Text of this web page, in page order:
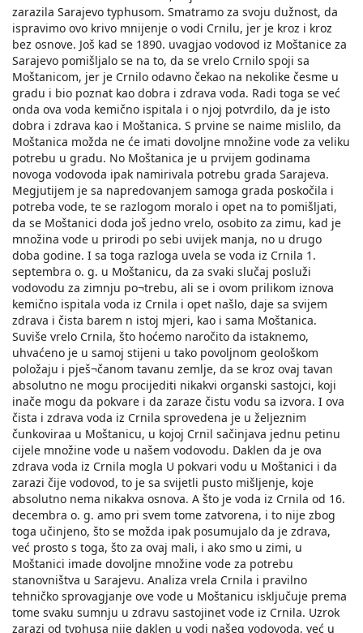
zarazila Sarajevo typhusom. Smatramo za svoju dužnost, da
ispravimo ovo krivo mnijenje o vodi Crnilu, jer je kroz i kroz
bez osnove. Još kad se 1890. uvagjao vodovod iz Moštanice za
Sarajevo pomišljalo se nа to, da se vrelo Crnilo spoji sa
Moštanicom, jer je Crnilo odavno čekao na nekolike česme u
gradu i bio poznat kao dobra i zdrava voda. Radi toga se već
onda ova voda kemično ispitala i o njoj potvrdilo, da je isto
dobra i zdrava kao i Moštanica. S prvine se naime mislilo, da
Moštanica možda ne će imati dovoljne množine vode za veliku
potrebu u gradu. No Moštanica je u prvijem godinama
novoga vodovoda ipak namirivala potrebu grada Sarajeva.
Megjutijem je sa napredovanjem samoga grada poskočila i
potreba vode, te se razlogom moralo i opet na to pomišljati,
da se Moštanici doda još jedno vrelo, osobito za zimu, kad je
množina vode u prirodi po sebi uvijek manja, no u drugo
doba godine. I sa toga razloga uvela se voda iz Crnila 1.
septembra o. g. u Moštanicu, da za svaki slučaj posluži
vodovodu za zimnju po¬trebu, ali se i ovom prilikom iznova
kemično ispitala voda iz Crnila i opet našlo, daje sa svijem
zdrava i čista barem n istoj mjeri, kao i sama Moštanica.
Suviše vrelo Crnila, što hoćemo naročito da istaknemo,
uhvaćeno je u samoj stijeni u tako povoljnom geološkom
položaju i pješ¬čanom tavanu zemlje, da se kroz ovaj tavan
absolutno ne mogu procijediti nikakvi organski sastojci, koji
inače mogu da pokvare i da zaraze čistu vodu sa izvora. I ova
čista i zdrava voda iz Crnila sprovedena je u željeznim
čunkoviraa u Moštanicu, u kojoj Crnil sačinjava jednu petinu
cijele množine vode u našem vodovodu. Daklen da je ova
zdrava voda iz Crnila mogla U pokvari vodu u Moštanici i da
zarazi čije vodovod, to je sa svijetli pusto mišljenje, koje
absolutno nema nikakva osnova. A što je voda iz Crnila od 16.
decembra o. g. amo pri svem tome zatvorena, i to nije zbog
toga učinjeno, što se možda ipak posumujalo da je zdrava,
već prosto s toga, što za ovaj mali, i ako smo u zimi, u
Moštanici imade dovoljne množine vode za potrebu
stanovništva u Sarajevu. Analiza vrela Crnila i pravilno
tehničko sprovagjanje ove vode u Moštanicu isključuje prema
tome svaku sumnju u zdravu sastojinet vode iz Crnila. Uzrok
zarazi od typhusa nije daklen u vodi našeg vodovoda, već u